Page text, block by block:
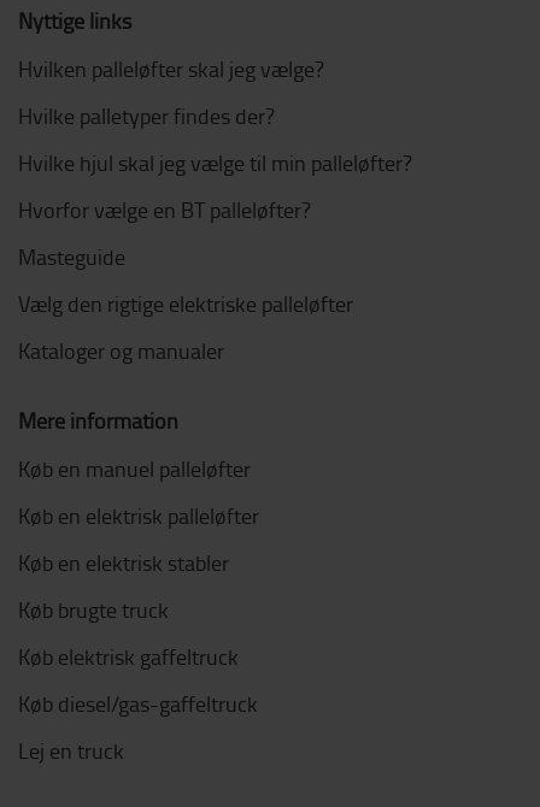
Nyttige links
Hvilken palleløfter skal jeg vælge?
Hvilke palletyper findes der?
Hvilke hjul skal jeg vælge til min palleløfter?
Hvorfor vælge en BT palleløfter?
Masteguide
Vælg den rigtige elektriske palleløfter
Kataloger og manualer
Mere information
Køb en manuel palleløfter
Køb en elektrisk palleløfter
Køb en elektrisk stabler
Køb brugte truck
Køb elektrisk gaffeltruck
Køb diesel/gas-gaffeltruck
Lej en truck